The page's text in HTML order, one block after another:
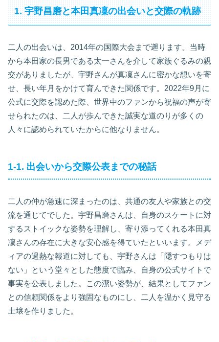
1. 宇野昌磨と本田真凜の出会いと交際の軌跡
二人の出会いは、2014年の国際大会まで遡ります。当時
から本田家の長男である太一さんを介して家族ぐるみの親
交がありましたが、宇野さんが真凜さんに密かな想いを寄
せ、長い年月をかけて育んできた関係です。2022年9月に
公式に交際を認めた際、世界中のファンから祝福の声が寄
せられたのは、二人が歩んできた誠実な道のりが多くの
人々に認められていたからに他なりません。
1-1. 出会いから交際公表までの秘話
二人の仲が急速に深まったのは、共通の友人や家族との交
流を通じてでした。宇野昌磨さんは、自身のスケートに対
するストイックな姿勢を理解し、寄り添ってくれる本田真
凜さんの存在に大きな安心感を得ていたといいます。メデ
ィアの過熱な報道に対しても、宇野さんは「隠すつもりは
ない」という堂々とした態度で臨み、自身の公式サイトで
事実を公表しました。この潔い姿勢が、結果としてファン
との信頼関係をより強固なものにし、二人を温かく見守る
土壌を作りました。